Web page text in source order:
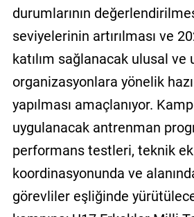
durumlarının
seviyelerinin artırılması ve
katılım sağlanacak ulusal ve
organizasyonlara yönelik
yapılması amaçlanıyor.
uygulanacak antrenman
performans testleri, teknik
koordinasyonunda ve
görevliler eşliğinde